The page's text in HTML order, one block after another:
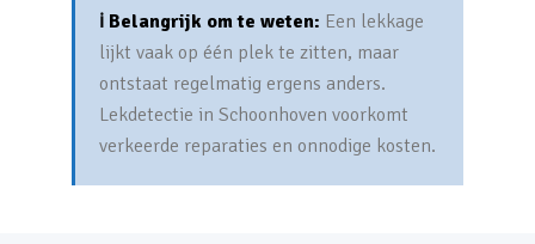
ℹ️ Belangrijk om te weten: Een lekkage
lijkt vaak op één plek te zitten, maar
ontstaat regelmatig ergens anders.
Lekdetectie in Schoonhoven voorkomt
verkeerde reparaties en onnodige kosten.